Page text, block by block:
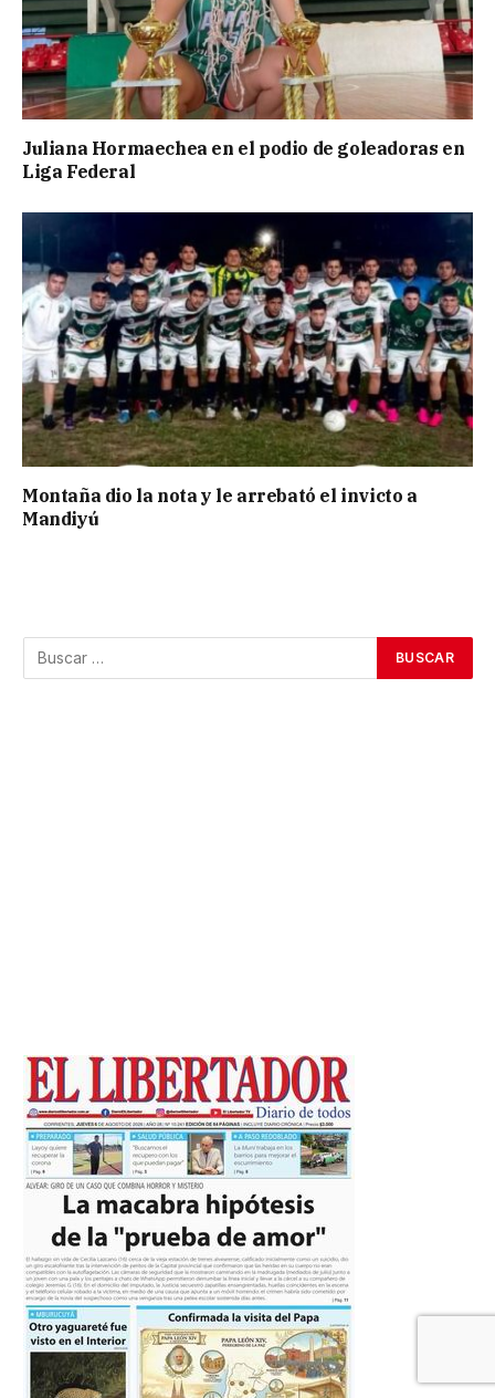
Juliana Hormaechea en el podio de goleadoras en
Liga Federal
Montaña dio la nota y le arrebató el invicto a
Mandiyú